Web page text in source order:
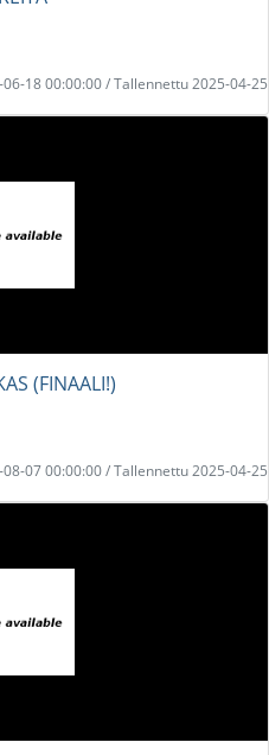
06-18 00:00:00 / Tallennettu 2025-04-25
(FINAALI!)
08-07 00:00:00 / Tallennettu 2025-04-25